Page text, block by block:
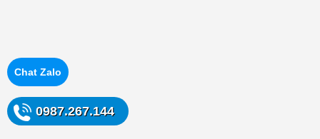
0987.267.144
Chat Zalo